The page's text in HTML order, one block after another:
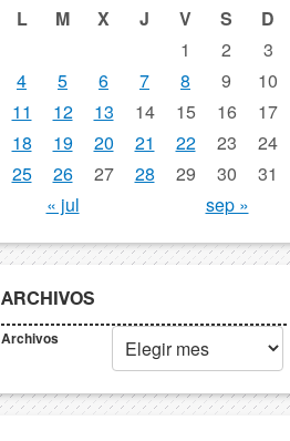
L
M X J V S D
« jul sep »
1 2
3
4
5 6 7 8 9
10
11
12 13 14 15 16
17
18
19 20 21 22 23
24
25
26 27 28 29 30 31
ARCHIVOS
Archivos